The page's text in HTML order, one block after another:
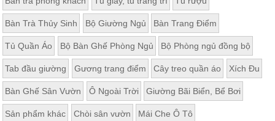
Bàn Trà Thủy Sinh Bộ Giường Ngủ Bàn Trang Điểm
Tủ Quần Áo Bộ Bàn Ghế Phòng Ngủ Bộ Phòng ngủ đồng bộ
Tab đầu giường Gương trang điểm Cây treo quần áo Xích Đu
Bàn Ghế Sân Vườn Ô Ngoài Trời Giường Bãi Biển, Bể Bơi
Sản phẩm khác Chòi sân vườn Mái Che Ô Tô